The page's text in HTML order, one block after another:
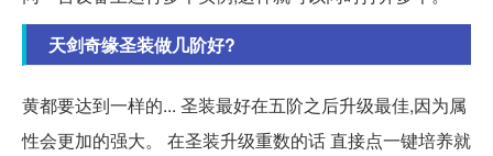
天剑奇缘圣装做几阶好?
黄都要达到一样的... 圣装最好在五阶之后升级最佳,因为属
性会更加的强大。 在圣装升级重数的话 直接点一键培养就